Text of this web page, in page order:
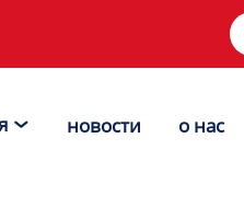
 новости о нас